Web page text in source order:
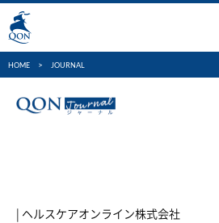
HOME JOURNAL
| ヘルスケアオンライン株式会社